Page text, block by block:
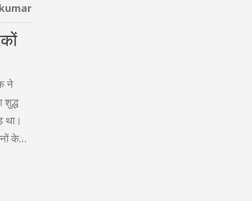
ने
शुद्ध
था।
के